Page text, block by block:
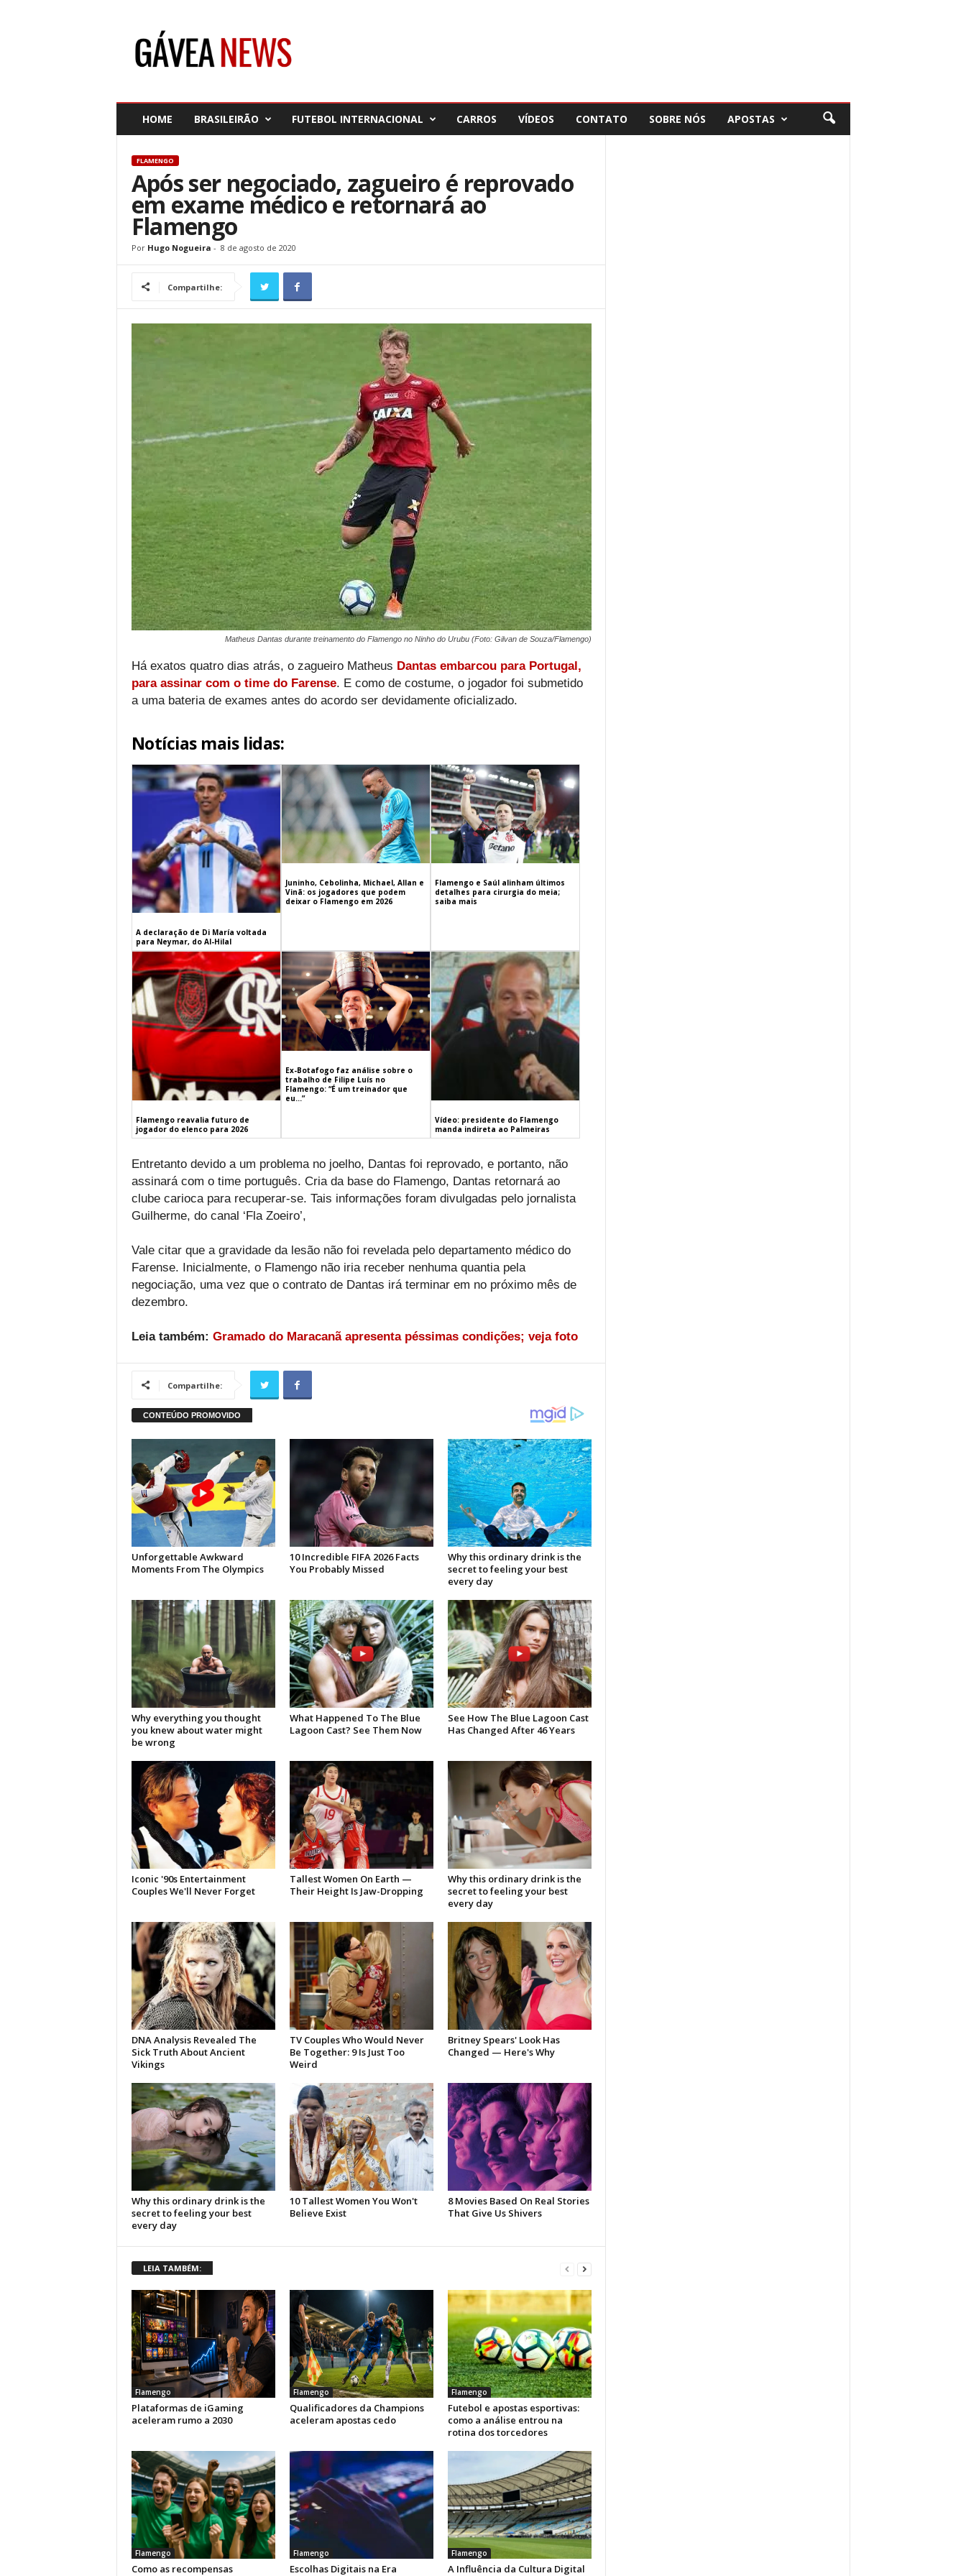
HOME BRASILEIRÃO FUTEBOL INTERNACIONAL CARROS VÍDEOS CONTATO SOBRE NÓS APOSTAS
FLAMENGO
Após ser negociado, zagueiro é reprovado
em exame médico e retornará ao
Flamengo
Por Hugo Nogueira - 8 de agosto de 2020
Compartilhe:
Matheus Dantas durante treinamento do Flamengo no Ninho do Urubu (Foto: Gilvan de Souza/Flamengo)
Há exatos quatro dias atrás, o zagueiro Matheus Dantas embarcou para Portugal,
para assinar com o time do Farense. E como de costume, o jogador foi submetido
a uma bateria de exames antes do acordo ser devidamente oficializado.
Notícias mais lidas:
A declaração de Di María voltada
para Neymar, do Al-Hilal
Juninho, Cebolinha, Michael, Allan e
Vinã: os jogadores que podem
deixar o Flamengo em 2026
Flamengo e Saúl alinham últimos
detalhes para cirurgia do meia;
saiba mais
Flamengo reavalia futuro de
jogador do elenco para 2026
Ex-Botafogo faz análise sobre o
trabalho de Filipe Luís no
Flamengo: “É um treinador que
eu…”
Vídeo: presidente do Flamengo
manda indireta ao Palmeiras
Entretanto devido a um problema no joelho, Dantas foi reprovado, e portanto, não
assinará com o time português. Cria da base do Flamengo, Dantas retornará ao
clube carioca para recuperar-se. Tais informações foram divulgadas pelo jornalista
Guilherme, do canal ‘Fla Zoeiro’,
Vale citar que a gravidade da lesão não foi revelada pelo departamento médico do
Farense. Inicialmente, o Flamengo não iria receber nenhuma quantia pela
negociação, uma vez que o contrato de Dantas irá terminar em no próximo mês de
dezembro.
Leia também: Gramado do Maracanã apresenta péssimas condições; veja foto
Compartilhe:
LEIA TAMBÉM:
Flamengo
Plataformas de iGaming
aceleram rumo a 2030
Flamengo
Qualificadores da Champions
aceleram apostas cedo
Flamengo
Futebol e apostas esportivas:
como a análise entrou na
rotina dos torcedores
Flamengo
Como as recompensas
Flamengo
Escolhas Digitais na Era
Flamengo
A Influência da Cultura Digital